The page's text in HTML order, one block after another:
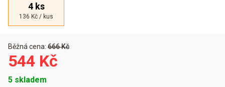
4 ks
136 Kč / kus
Běžná cena: 666 Kč
544 Kč
5 skladem